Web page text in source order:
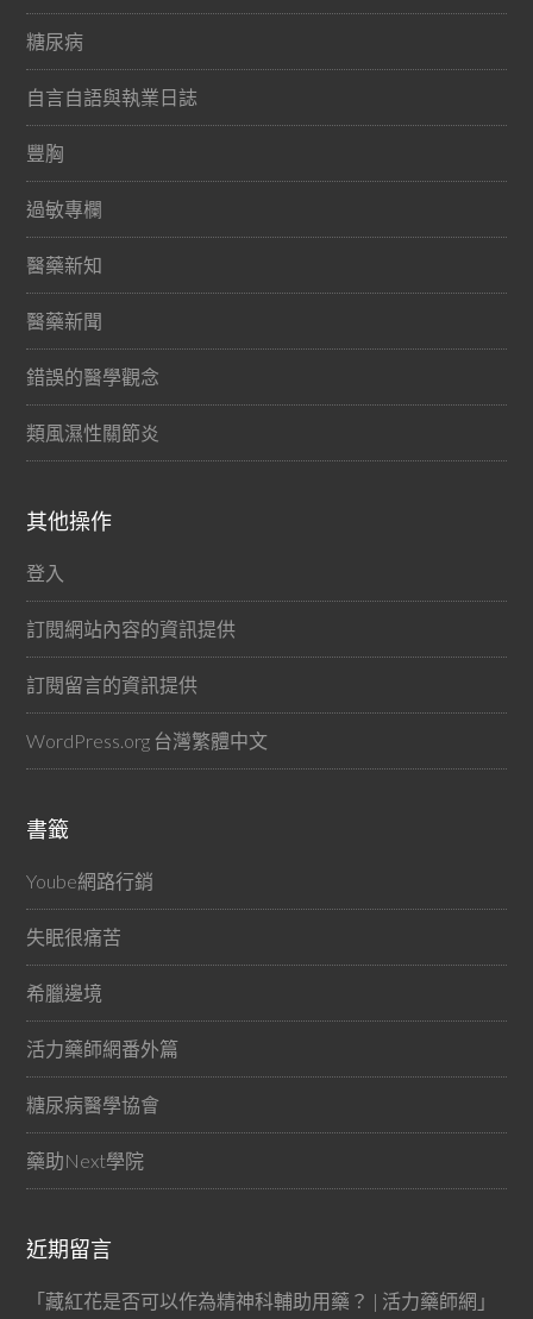
糖尿病
自言自語與執業日誌
豐胸
過敏專欄
醫藥新知
醫藥新聞
錯誤的醫學觀念
類風濕性關節炎
其他操作
登入
訂閱網站內容的資訊提供
訂閱留言的資訊提供
WordPress.org 台灣繁體中文
書籤
Yoube網路行銷
失眠很痛苦
希臘邊境
活力藥師網番外篇
糖尿病醫學協會
藥助Next學院
近期留言
「藏紅花是否可以作為精神科輔助用藥？ | 活力藥師網 」